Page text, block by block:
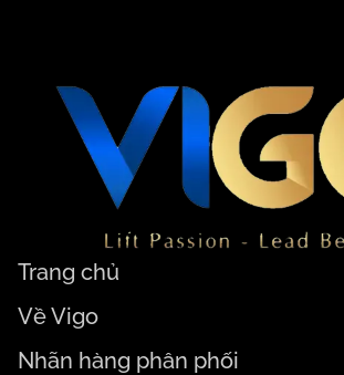
Trang chủ
Về Vigo
Nhãn hàng phân phối